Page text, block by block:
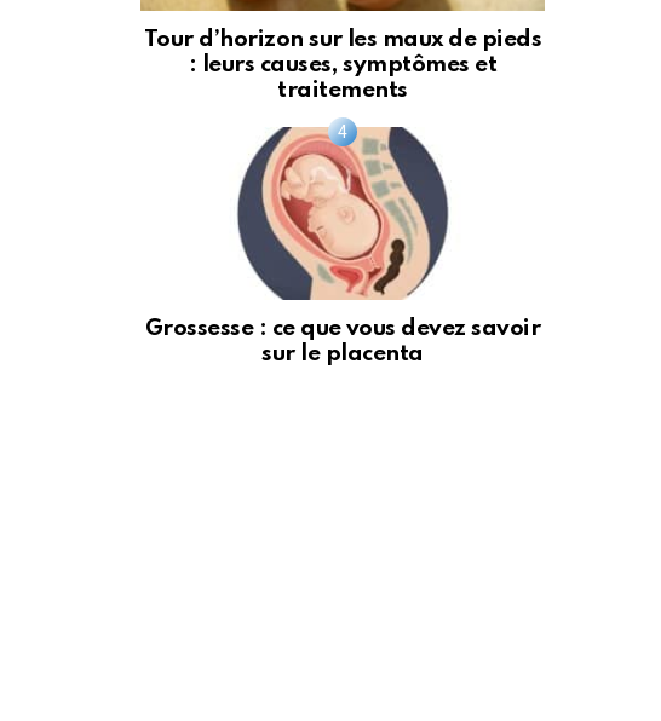
Tour d’horizon sur les maux de pieds
: leurs causes, symptômes et
traitements
Grossesse : ce que vous devez savoir
sur le placenta